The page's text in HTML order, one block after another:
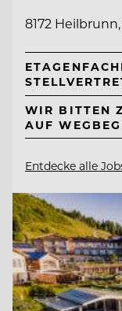
8172
WIR BITTEN
AUF
Entdecke alle